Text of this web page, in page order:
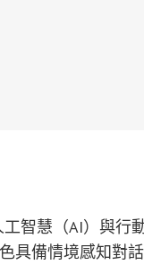
智慧（AI）與行
具備情境感知對